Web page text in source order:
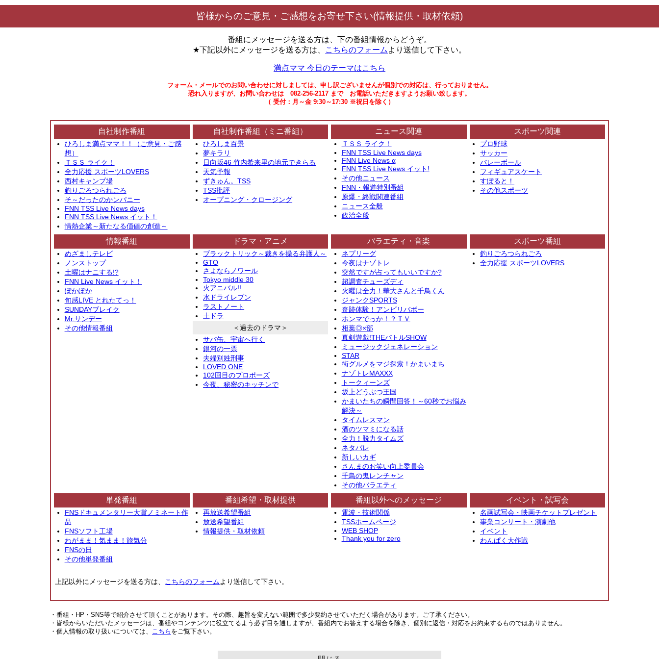
皆様からのご意見・ご感想をお寄せ下さい(情報提供・取材依頼)
番組にメッセージを送る方は、下の番組情報からどうぞ。
★下記以外にメッセージを送る方は、
こちらのフォーム より送信して下さい。
満点ママ 今日のテーマはこちら
フォーム・メールでのお問い合わせに対しましては、申し訳ございませんが個別での対応は、行っておりません。
恐れ入りますが、お問い合わせは 082-256-2117 まで お電話いただきますようお願い致します。
（ 受付：月～金 9:30～17:30 ※祝日を除く）
自社制作番組
ひろしま満点ママ！！（ご意見・ご感
想）
ＴＳＳ ライク！
全力応援 スポーツLOVERS
西村キャンプ場
釣りごろつられごろ
そ～だったのかンパニー
FNN TSS Live News days
FNN TSS Live News イット！
情熱企業～新たなる価値の創造～
自社制作番組（ミニ番組）
ひろしま百景
夢キラリ
日向坂46 竹内希来里の地元できらる
天気予報
ずきゅん。TSS
TSS批評
オープニング・クロージング
ニュース関連
ＴＳＳ ライク！
FNN TSS Live News days
FNN Live News α
FNN TSS Live News イット!
その他ニュース
FNN・報道特別番組
原爆・終戦関連番組
ニュース全般
政治全般
スポーツ関連
プロ野球
サッカー
バレーボール
フィギュアスケート
すぽると！
その他スポーツ
情報番組
めざましテレビ
ノンストップ
土曜はナニする!?
FNN Live News イット！
ぽかぽか
旬感LIVE とれたてっ！
SUNDAYブレイク
Mr.サンデー
その他情報番組
ドラマ・アニメ
ブラックトリック～裁きを操る弁護人～
GTO
さよならノワール
Tokyo middle 30
火アニバル!!
水ドライレブン
ラストノート
土ドラ
＜過去のドラマ＞
サバ缶、宇宙へ行く
銀河の一票
夫婦別姓刑事
LOVED ONE
102回目のプロポーズ
今夜、秘密のキッチンで
バラエティ・音楽
ネプリーグ
今夜はナゾトレ
突然ですが占ってもいいですか?
超調査チューズディ
火曜は全力！華大さんと千鳥くん
ジャンクSPORTS
奇跡体験！アンビリバボー
ホンマでっか！？ＴＶ
相葉◎×部
真剣遊戯!THEバトルSHOW
ミュージックジェネレーション
STAR
街グルメをマジ探索！かまいまち
ナゾトレMAXXX
トークィーンズ
坂上どうぶつ王国
かまいたちの瞬間回答！～60秒でお悩み
解決～
タイムレスマン
酒のツマミになる話
全力！脱力タイムズ
ネタパレ
新しいカギ
さんまのお笑い向上委員会
千鳥の鬼レンチャン
その他バラエティ
スポーツ番組
釣りごろつられごろ
全力応援 スポーツLOVERS
単発番組
FNSドキュメンタリー大賞ノミネート作
品
FNSソフト工場
わがまま！気まま！旅気分
FNSの日
その他単発番組
番組希望・取材提供
再放送希望番組
放送希望番組
情報提供・取材依頼
番組以外へのメッセージ
電波・技術関係
TSSホームページ
WEB SHOP
Thank you for zero
イベント・試写会
名画試写会・映画チケットプレゼント
事業コンサート・演劇他
イベント
わんぱく大作戦
上記以外にメッセージを送る方は、 こちらのフォームより送信して下さい。
・番組・HP・SNS等で紹介させて頂くことがあります。その際、趣旨を変えない範囲で多少要約させていただく場合があります。ご了承ください。
・皆様からいただいたメッセージは、番組やコンテンツに役立てるよう必ず目を通しますが、番組内でお答えする場合を除き、個別に返信・対応をお約束するものではありません。
・個人情報の取り扱いについては、
こちら をご覧下さい。